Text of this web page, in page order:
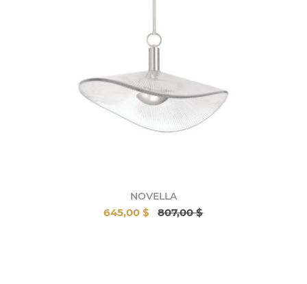
NOVELLA
645,00 $ 807,00 $